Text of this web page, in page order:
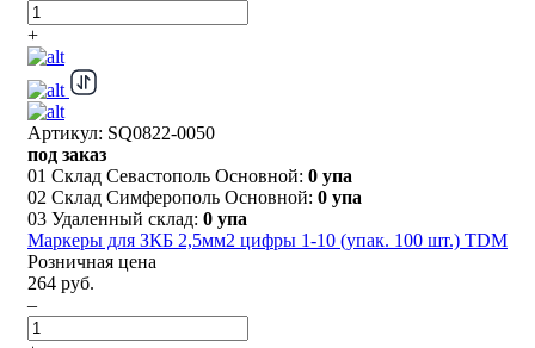
+
Артикул: SQ0822-0050
под заказ
01 Склад Севастополь Основной: 0 упа
02 Склад Симферополь Основной: 0 упа
03 Удаленный склад: 0 упа
Маркеры для ЗКБ 2,5мм2 цифры 1-10 (упак. 100 шт.) TDM
Розничная цена
264 руб.
–